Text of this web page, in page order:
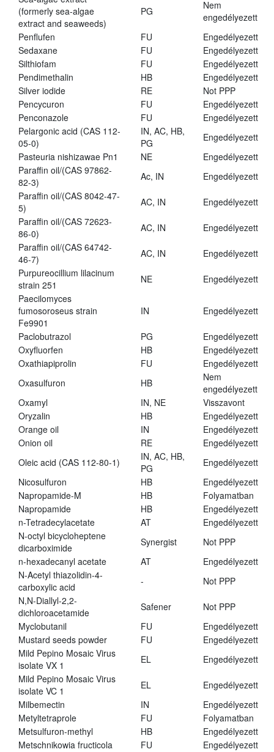
(formerly sea-algae
extract and seaweeds)
PG
Nem
engedélyezett
Penflufen
FU
Engedélyezett
Sedaxane
FU
Engedélyezett
Silthiofam
FU
Engedélyezett
Pendimethalin
HB
Engedélyezett
Silver iodide
RE
Not PPP
Pencycuron
FU
Engedélyezett
Penconazole
FU
Engedélyezett
Pelargonic acid (CAS 112-
05-0)
IN, AC, HB,
PG
Engedélyezett
Pasteuria nishizawae Pn1
NE
Engedélyezett
Paraffin oil/(CAS 97862-
82-3)
Ac, IN
Engedélyezett
Paraffin oil/(CAS 8042-47-
5)
AC, IN
Engedélyezett
Paraffin oil/(CAS 72623-
86-0)
AC, IN
Engedélyezett
Paraffin oil/(CAS 64742-
46-7)
AC, IN
Engedélyezett
Purpureocillium lilacinum
strain 251
NE
Engedélyezett
Paecilomyces
fumosoroseus strain
Fe9901
IN Engedélyezett
Paclobutrazol PG
Engedélyezett
Oxyfluorfen
HB
Engedélyezett
Oxathiapiprolin
FU
Engedélyezett
Oxasulfuron
HB
Nem
engedélyezett
Oxamyl
IN, NE
Visszavont
Oryzalin
HB
Engedélyezett
Orange oil
IN
Engedélyezett
Onion oil
RE
Engedélyezett
Oleic acid (CAS 112-80-1)
IN, AC, HB,
PG
Engedélyezett
Nicosulfuron
HB
Engedélyezett
Napropamide-M
HB
Folyamatban
Napropamide
HB
Engedélyezett
n-Tetradecylacetate
AT
Engedélyezett
N-octyl bicycloheptene
dicarboximide
Synergist
Not PPP
n-hexadecanyl acetate
AT
Engedélyezett
N-Acetyl thiazolidin-4-
carboxylic acid
-
Not PPP
N,N-Diallyl-2,2-
dichloroacetamide
Safener
Not PPP
Myclobutanil
FU
Engedélyezett
Mustard seeds powder
FU
Engedélyezett
Mild Pepino Mosaic Virus
isolate VX 1
EL
Engedélyezett
Mild Pepino Mosaic Virus
isolate VC 1
EL
Engedélyezett
Milbemectin
IN
Engedélyezett
Metyltetraprole
FU
Folyamatban
Metsulfuron-methyl
HB
Engedélyezett
Metschnikowia fructicola
FU Engedélyezett